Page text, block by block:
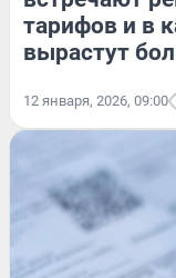
тарифов и в
вырастут
12 января, 2026, 09:00